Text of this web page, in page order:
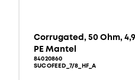
Corrugated, 50 Ohm, 4,9
PE Mantel
84020860
SUCOFEED_7/8_HF_A